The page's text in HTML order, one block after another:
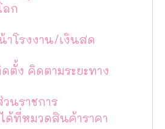
ก
าโรงงาน/เงินสด
ตั้ง คิดตามระยะทาง
นราชการ
ที่หมวดสินค้าราคา